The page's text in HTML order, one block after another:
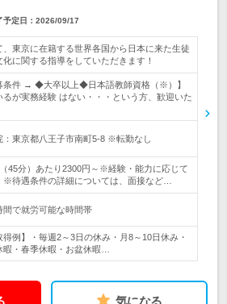
予定日： 2026/09/17
、東京に在籍する世界各国から日本に来た生徒
に関する指導をしていただきます！
条件 → ◆大卒以上◆日本語教師資格（※）】
るが実務経験 はない・・・という方、歓迎いた
：東京都八王子市南町5-8 ※転勤なし
45分）あたり2300円～※経験・能力に応じて
※待遇条件の詳細については、面接など…
で就労可能な時間帯
例】・毎週2～3日の休み・月8～10日休み・
・春季休暇・お盆休暇…
気になる